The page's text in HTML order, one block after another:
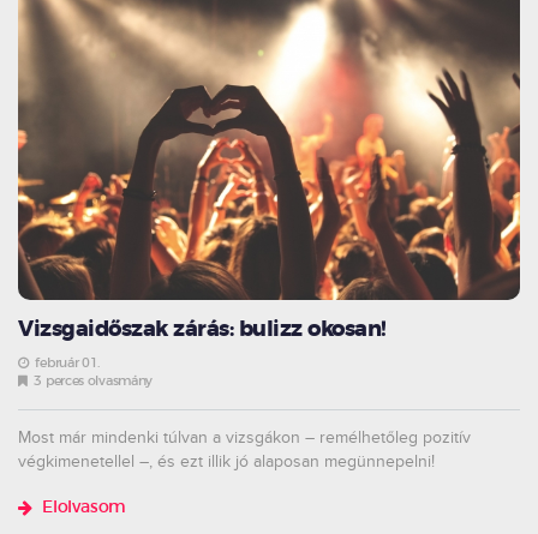
Vizsgaidőszak zárás: bulizz okosan!
február 01.
3 perces olvasmány
Most már mindenki túlvan a vizsgákon – remélhetőleg pozitív
végkimenetellel –, és ezt illik jó alaposan megünnepelni!
Elolvasom